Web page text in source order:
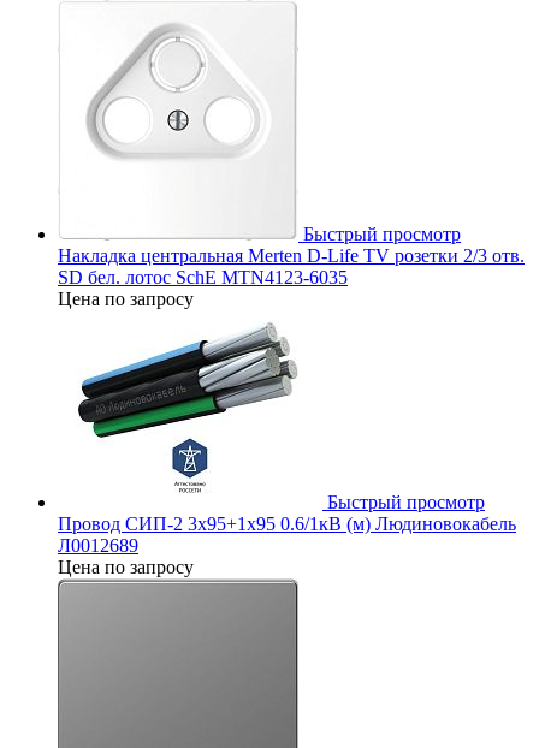
Быстрый просмотр
Накладка центральная Merten D-Life TV розетки 2/3 отв.
SD бел. лотос SchE MTN4123-6035
Цена по запросу
Быстрый просмотр
Провод СИП-2 3х95+1х95 0.6/1кВ (м) Людиновокабель
Л0012689
Цена по запросу